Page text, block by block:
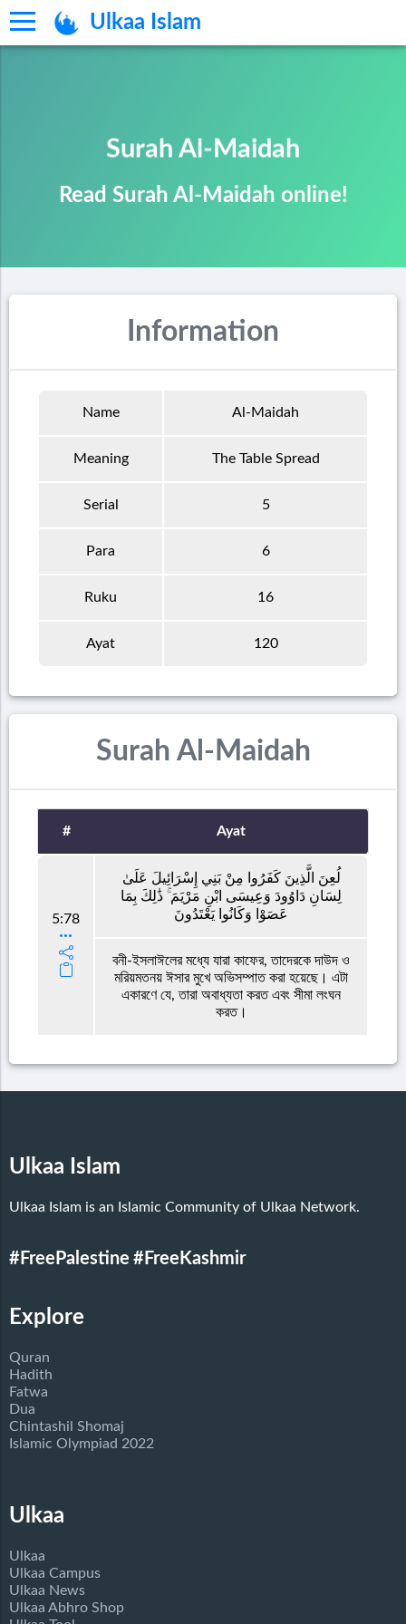
Ulkaa Islam
Surah Al-Maidah
Read Surah Al-Maidah online!
Information
Name Al-Maidah
Meaning The Table Spread
Serial 5
Para 6
Ruku 16
Ayat 120
Surah Al-Maidah
# Ayat
5:78
لُعِنَ الَّذِينَ كَفَرُوا مِنْ بَنِي إِسْرَائِيلَ عَلَىٰ
لِسَانِ دَاوُودَ وَعِيسَى ابْنِ مَرْيَمَ ۚ ذَٰلِكَ بِمَا
عَصَوْا وَكَانُوا يَعْتَدُونَ
বনী-ইসলাঈলের মধ্যে যারা কাফের, তাদেরকে দাউদ ও
মরিয়মতনয় ঈসার মুখে অভিসম্পাত করা হয়েছে। এটা
একারণে যে, তারা অবাধ্যতা করত এবং সীমা লংঘন
করত।
Ulkaa Islam
Ulkaa Islam is an Islamic Community of Ulkaa Network.
#FreePalestine #FreeKashmir
Explore
Quran
Hadith
Fatwa
Dua
Chintashil Shomaj
Islamic Olympiad 2022
Ulkaa
Ulkaa
Ulkaa Campus
Ulkaa News
Ulkaa Abhro Shop